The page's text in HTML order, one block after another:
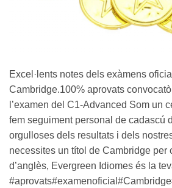
Excel·lents notes dels exàmens
Cambridge.100% aprovats
l’examen del C1-Advanced Som un
fem seguiment personal de cadascú
orgulloses dels resultats i dels
necessites un títol de Cambridge per
d’anglès, Evergreen Idiomes és la